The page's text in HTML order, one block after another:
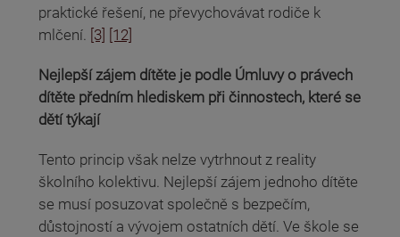
praktické řešení, ne převychovávat rodiče k
mlčení. [3] [12]
Nejlepší zájem dítěte je podle Úmluvy o právech
dítěte předním hlediskem při činnostech, které se
dětí týkají
Tento princip však nelze vytrhnout z reality
školního kolektivu. Nejlepší zájem jednoho dítěte
se musí posuzovat společně s bezpečím,
důstojností a vývojem ostatních dětí. Ve škole se